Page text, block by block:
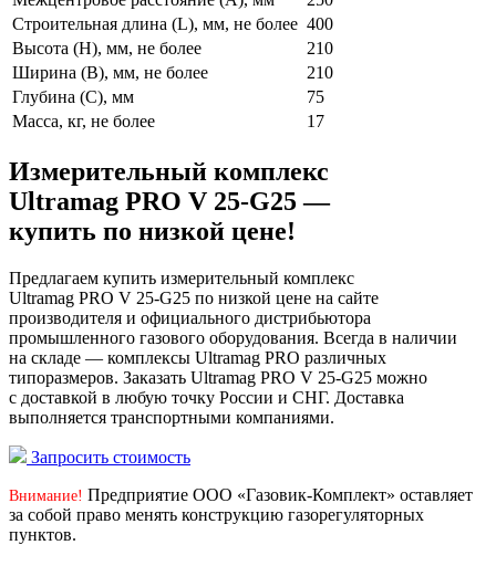
Строительная длина (L), мм, не более 400
Высота (H), мм, не более
210
Ширина (B), мм, не более
210
Глубина (C), мм
75
Масса, кг, не более
17
Измерительный комплекс
Ultramag PRO V 25-G25 —
купить по низкой цене!
Предлагаем купить измерительный комплекс
Ultramag PRO V 25-G25 по низкой цене на сайте
производителя и официального дистрибьютора
промышленного газового оборудования. Всегда в наличии
на складе — комплексы Ultramag PRO различных
типоразмеров. Заказать Ultramag PRO V 25-G25 можно
с доставкой в любую точку России и СНГ. Доставка
выполняется транспортными компаниями.
Запросить стоимость
Внимание! Предприятие ООО «Газовик-Комплект» оставляет
за собой право менять конструкцию газорегуляторных
пунктов.